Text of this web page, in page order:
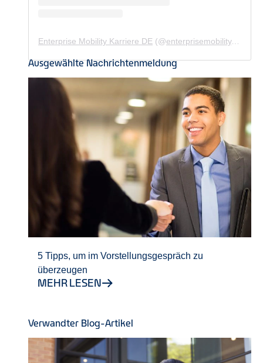
Enterprise Mobility Karriere DE (@enterprisemobility.karriere.de
Ausgewählte Nachrichtenmeldung
5 Tipps, um im Vorstellungsgespräch zu
überzeugen
MEHR LESEN
Verwandter Blog-Artikel